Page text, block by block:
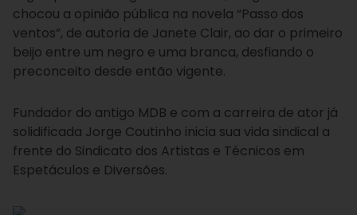
chocou a opinião pública na novela “Passo dos
ventos”, de autoria de Janete Clair, ao dar o primeiro
beijo entre um negro e uma branca, desfiando o
preconceito desde então vigente.
Fundador do antigo MDB e com a carreira de ator já
solidificada Jorge Coutinho inicia sua vida sindical a
frente do Sindicato dos Artistas e Técnicos em
Espetáculos e Diversões.